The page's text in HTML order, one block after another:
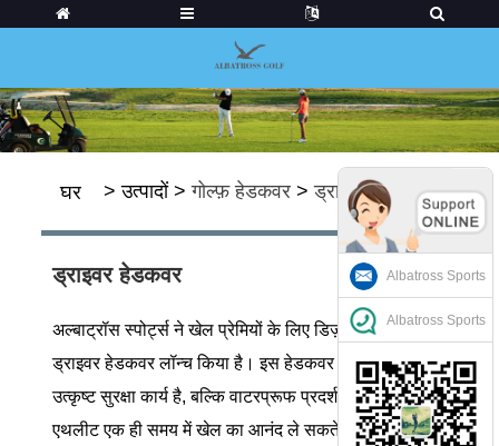
घर > उत्पादों>गोल्फ़ हेडकवर >ड्राइवर हेडकवर
ड्राइवर हेडकवर
अल्बाट्रॉस स्पोर्ट्स ने खेल प्रेमियों के लिए डिज़ाइन किया गया
ड्राइवर हेडकवर लॉन्च किया है। इस हेडकवर में न केवल
उत्कृष्ट सुरक्षा कार्य है, बल्कि वाटरप्रूफ प्रदर्शन भी है, जिससे
एथलीट एक ही समय में खेल का आनंद ले सकते हैं, बल्कि
Albatross Sports
Albatross Sports